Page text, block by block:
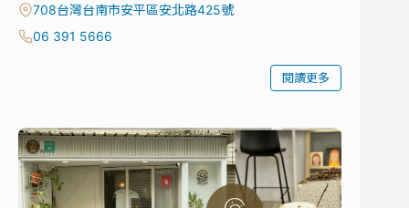
708台灣台南市安平區安北路425號
06 391 5666
閱讀更多